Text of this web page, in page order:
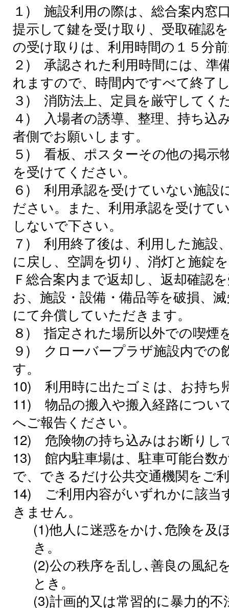
１) 施設利用の際は、総合案内窓
提示して鍵を受け取り、受取確認
の受け取りは、利用時間の１５分
２) 承認された利用時間には、準
れますので、時間内ですべて終了
３) 消防法上、定員を厳守してく
４) 入場者の誘導、整理、持ち込
者側でお願いします。
５) 看板、ポスターその他の掲示
を受けてください。
６) 利用承認を受けていない施設
ださい。また、利用承認を受けて
しないで下さい。
７) 利用終了後は、利用した施設
に戻し、空調を切り、消灯と施錠
Ｆ総合案内まで返却し、返却確認
お、施設・設備・備品等を破損、
にて弁償していただきます。
８) 指定された場所以外での喫煙
９) クローバープラザ施設内での
す。
10) 利用時に出たゴミは、お持ち
11) 物品の搬入や搬入経路につい
へご報告ください。
12) 危険物の持ち込みはお断りし
13) 館内駐車場は、駐車可能台数
で、できるだけ公共交通機関をご
14) ご利用内容がいずれかに該当
きません。
(1)他人に迷惑をかけ､危険を及
き。
(2)公の秩序を乱し､善良の風紀
とき。
(3)計画的又は常習的に暴力的